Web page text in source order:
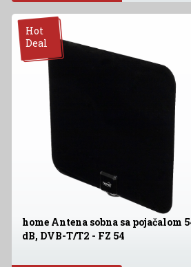
Hot
Deal
home Antena sobna sa pojačalom
dB, DVB-T/T2 - FZ 54